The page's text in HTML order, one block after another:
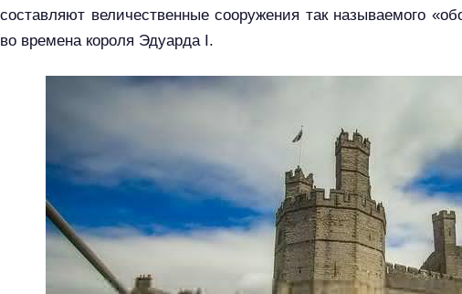
составляют величественные сооружения так называемого
во времена короля Эдуарда I.